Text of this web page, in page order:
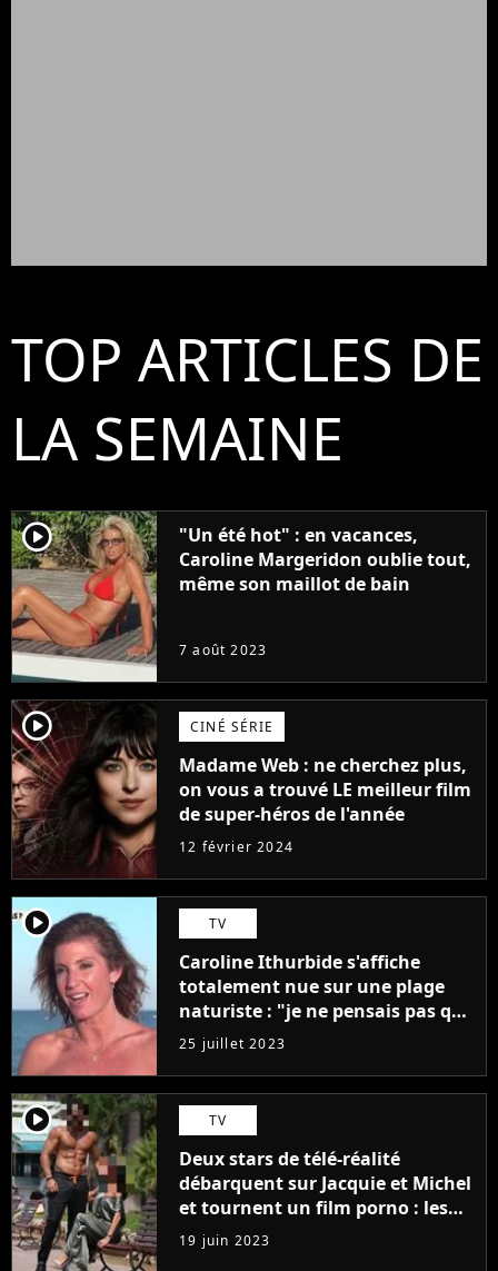
TOP ARTICLES DE
LA SEMAINE
player2
"Un été hot" : en vacances,
Caroline Margeridon oublie tout,
même son maillot de bain
7 août 2023
player2 CINÉ SÉRIE
Madame Web : ne cherchez plus,
on vous a trouvé LE meilleur film
de super-héros de l'année
12 février 2024
player2 TV
Caroline Ithurbide s'affiche
totalement nue sur une plage
naturiste : "je ne pensais pas que
j'arriverais à le faire..."
25 juillet 2023
player2 TV
Deux stars de télé-réalité
débarquent sur Jacquie et Michel
et tournent un film porno : les
premières images du tournage
(exclu)
19 juin 2023